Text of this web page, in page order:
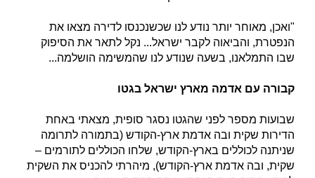
"ואכן, מאוחר יותר נודע לנו שכשנכנסו לדירה מצאו את
הנפטרת, והביאוה לקבר ישראל... נקל לתאר את הסיפוק
שבו התמלאנו, בשעה שנודע לנו שהמשימה הושלמה...
קבורה עם אדמה מארץ ישראל בגטו
שבועות מספר לפני שהגטו נסגר סופית, מצאתי באחת
הדירות שקית ובה אדמת ארץ-הקודש (בתמורה לתרומה
שניתנה לכוללים בארץ-הקודש, שלחו הכוללים לתורמים –
שקית, ובה אדמת ארץ-הקודש), מיהרתי להכניס את השקית